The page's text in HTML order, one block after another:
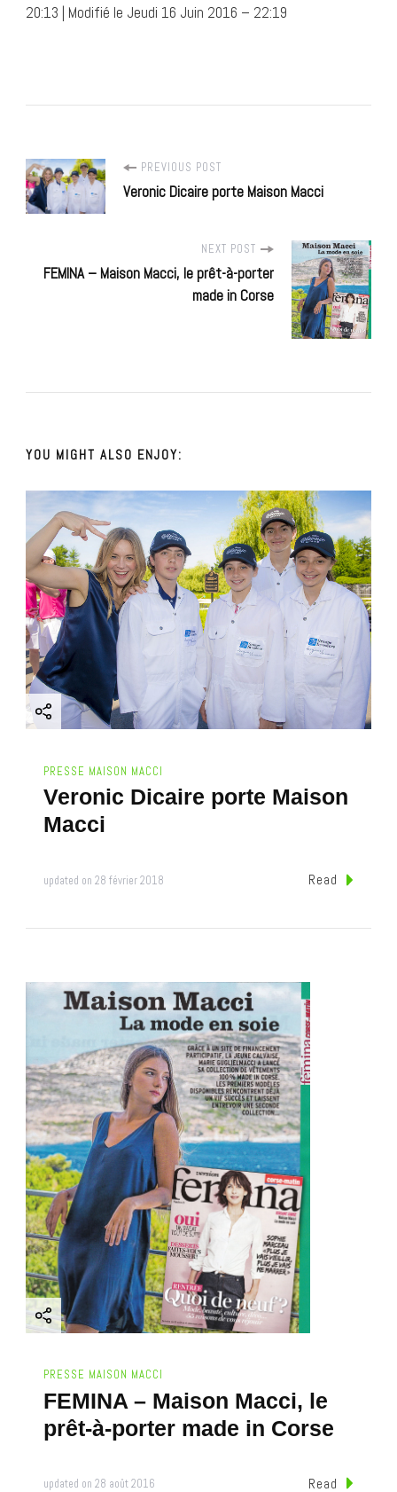
20:13 | Modifié le Jeudi 16 Juin 2016 – 22:19
Post
Navigation
PREVIOUS POST
Veronic Dicaire porte Maison Macci
NEXT POST
FEMINA – Maison Macci, le prêt-à-porter
made in Corse
YOU MIGHT ALSO ENJOY:
PRESSE MAISON MACCI
Veronic Dicaire porte Maison
Macci
updated on 28 février 2018 Read
PRESSE MAISON MACCI
FEMINA – Maison Macci, le
prêt-à-porter made in Corse
updated on 28 août 2016 Read